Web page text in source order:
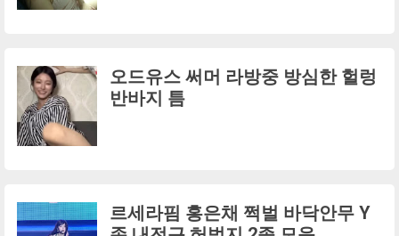
오드유스 써머 라방중 방심한 헐렁
반바지 틈
르세라핌 홍은채 쩍벌 바닥안무 Y